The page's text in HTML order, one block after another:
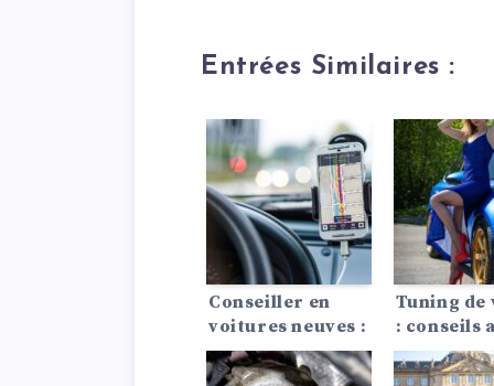
Entrées Similaires :
Conseiller en
voitures neuves :
Quel SUV me
convient le mieux
Tuning
: conseils